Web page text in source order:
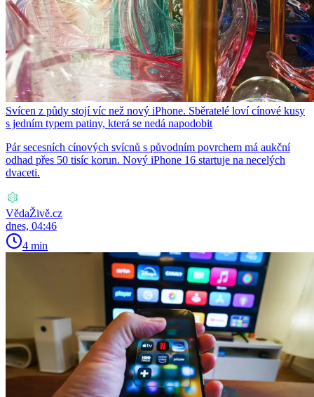
Svícen z půdy stojí víc než nový iPhone. Sběratelé loví cínové kusy
s jedním typem patiny, která se nedá napodobit
Pár secesních cínových svícnů s původním povrchem má aukční
odhad přes 50 tisíc korun. Nový iPhone 16 startuje na necelých
dvaceti.
VědaŽivě.cz
dnes, 04:46
4 min